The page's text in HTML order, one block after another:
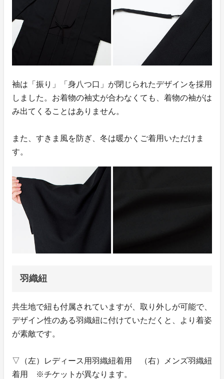
袖は「振り」「身八つ口」が閉じられたデザインを採用
しました。お着物の袖丈が合わなくても、着物の袖がは
み出てくることはありません。
また、すきま風を防ぎ、冬は暖かくご着用いただけま
す。
羽織紐
共生地で紐も付属されていますが、取り外しが可能で、
デザイン性のある羽織紐に付けていただくと、より着姿
が素敵です。
▽（左）レディース用羽織紐着用 （右）メンズ羽織紐
着用 ※チケットが異なります。